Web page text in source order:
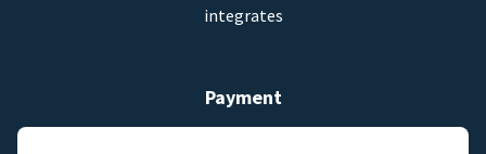
integrates
Payment